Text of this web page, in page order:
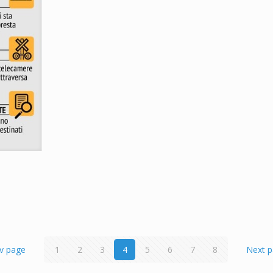
page 1 2 3 4 5 6 7 8 Next